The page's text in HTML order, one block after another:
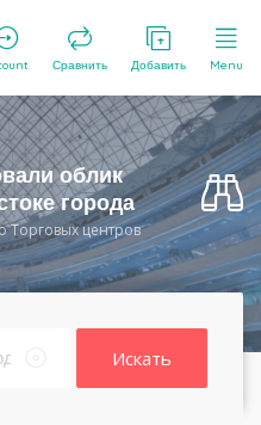
Сравнить Добавить Menu
облик
города
Торговых центров
Искать